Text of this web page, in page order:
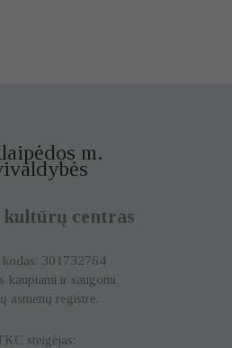
m.
centras
kodas: 301732764
kaupiami ir saugomi
asmenų registre.
steigėjas: